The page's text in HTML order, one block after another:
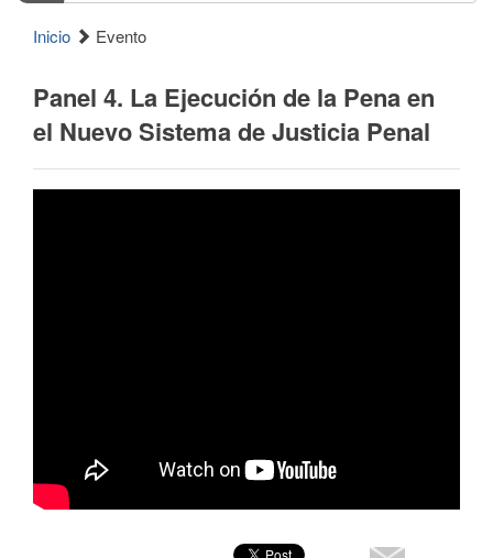
Inicio Evento
Panel 4. La Ejecución de la Pena en
el Nuevo Sistema de Justicia Penal